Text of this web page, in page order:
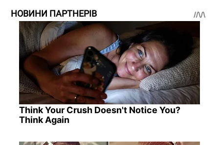
НОВИНИ ПАРТНЕРІВ
Think Your Crush Doesn't Notice You?
Think Again